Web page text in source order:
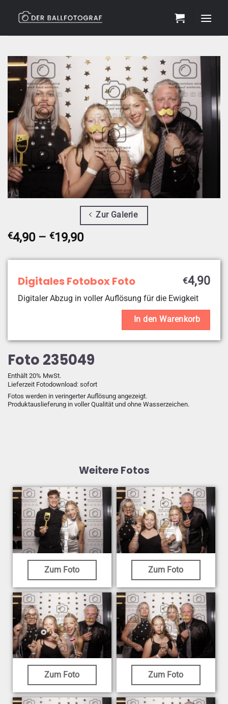
Zur Galerie
Foto 235049
€4,90 – €19,90Preisspanne:
bis
Enthält 20% MwSt.
Lieferzeit Fotodownload: sofort
Fotos werden in veringerter Auflösung angezeigt.
Produktauslieferung in voller Qualität und ohne Wasserzeichen.
Digitales Fotobox Foto €4,90
Digitaler Abzug in voller Auflösung für die Ewigkeit
In den Warenkorb
Weitere Fotos
Zum Foto Zum Foto
Zum Foto Zum Foto